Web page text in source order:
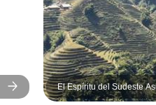
El Espíritu del Sudeste
16 Días: Un Viaje de